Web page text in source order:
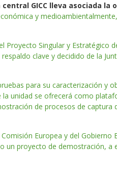
GICC lleva asociada la
y
Proyecto Singular y Estratégico
clave y decidido de la
para su caracterización y
unidad se ofrecerá como
de procesos de captura
Europea y del Gobierno
un proyecto de demostración, a